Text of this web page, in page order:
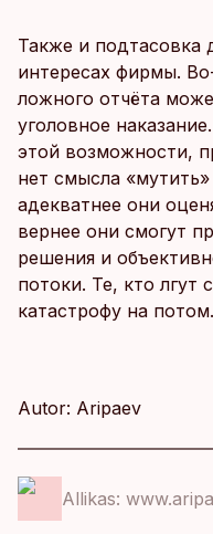
Также и подтасовка
интересах фирмы.
ложного отчёта
уголовное
этой возможности,
нет смысла
адекватнее они
вернее они смогут
решения и
потоки. Те, кто лгут
катастрофу на потом.
Autor: Aripaev
Allikas: